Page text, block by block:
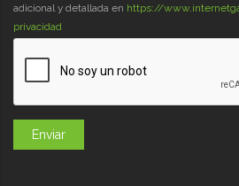
adicional y detallada en https://
privacidad